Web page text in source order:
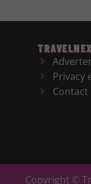
Privacy
Contact
Copyright ©